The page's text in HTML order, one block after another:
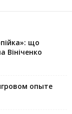
що
Вініченко
опыте